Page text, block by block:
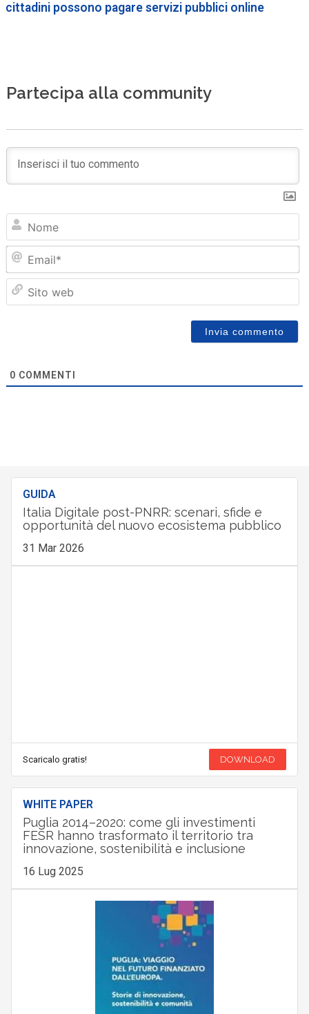
cittadini possono pagare servizi pubblici online
Partecipa alla community
0 COMMENTI
GUIDA
Italia Digitale post-PNRR: scenari, sfide e
opportunità del nuovo ecosistema pubblico
31 Mar 2026
Scaricalo gratis! DOWNLOAD
WHITE PAPER
Puglia 2014–2020: come gli investimenti
FESR hanno trasformato il territorio tra
innovazione, sostenibilità e inclusione
16 Lug 2025